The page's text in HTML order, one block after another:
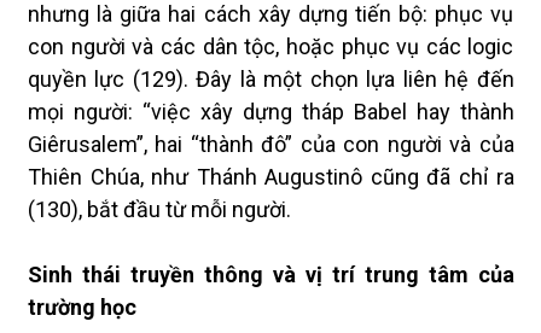
nhưng là giữa hai cách xây dựng tiến bộ: phục vụ
con người và các dân tộc, hoặc phục vụ các logic
quyền lực (129). Đây là một chọn lựa liên hệ đến
mọi người: “việc xây dựng tháp Babel hay thành
Giêrusalem”, hai “thành đô” của con người và của
Thiên Chúa, như Thánh Augustinô cũng đã chỉ ra
(130), bắt đầu từ mỗi người.
Sinh thái truyền thông và vị trí trung tâm của
trường học